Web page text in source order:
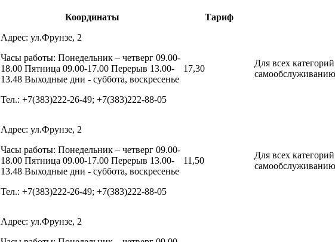
Координаты Тариф
Адрес: ул.Фрунзе, 2
Часы работы: Понедельник – четверг 09.00-
18.00 Пятница 09.00-17.00 Перерыв 13.00-
13.48 Выходные дни - суббота, воскресенье
Тел.: +7(383)222-26-49; +7(383)222-88-05
17,30
Для всех
Адрес: ул.Фрунзе, 2
Часы работы: Понедельник – четверг 09.00-
18.00 Пятница 09.00-17.00 Перерыв 13.00-
13.48 Выходные дни - суббота, воскресенье
Тел.: +7(383)222-26-49; +7(383)222-88-05
11,50
Для всех
Адрес: ул.Фрунзе, 2